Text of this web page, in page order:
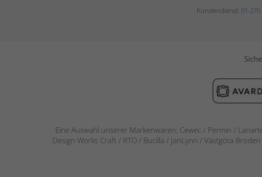
Kundendienst: 01-
Eine Auswahl unserer Markenwaren: Cewec / Permin /
Design Works Craft / RTO / Bucilla / JanLynn / Västgöta